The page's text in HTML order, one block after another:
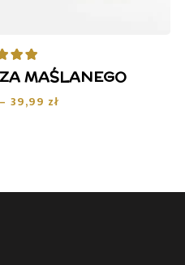
MAŚLANEGO
–39,99 zł